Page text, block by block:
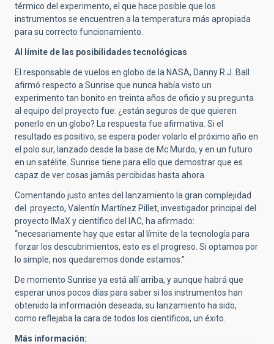
térmico del experimento, el que hace posible que los
instrumentos se encuentren a la temperatura más apropiada
para su correcto funcionamiento.
Al límite de las posibilidades tecnológicas
El responsable de vuelos en globo de la NASA, Danny R.J. Ball
afirmó respecto a Sunrise que nunca había visto un
experimento tan bonito en treinta años de oficio y su pregunta
al equipo del proyecto fue: ¿están seguros de que quieren
ponerlo en un globo? La respuesta fue afirmativa. Si el
resultado es positivo, se espera poder volarlo el próximo año en
el polo sur, lanzado desde la base de Mc Murdo, y en un futuro
en un satélite. Sunrise tiene para ello que demostrar que es
capaz de ver cosas jamás percibidas hasta ahora.
Comentando justo antes del lanzamiento la gran complejidad
del proyecto, Valentín Martínez Pillet, investigador principal del
proyecto IMaX y científico del IAC, ha afirmado:
“necesariamente hay que estar al límite de la tecnología para
forzar los descubrimientos, esto es el progreso. Si optamos por
lo simple, nos quedaremos donde estamos.”
De momento Sunrise ya está allí arriba, y aunque habrá que
esperar unos pocos días para saber si los instrumentos han
obtenido la información deseada, su lanzamiento ha sido,
como reflejaba la cara de todos los científicos, un éxito.
Más información: